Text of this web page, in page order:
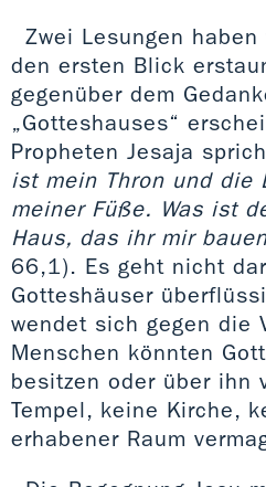
Zwei Lesungen
den ersten Blick
gegenüber dem
„Gotteshauses“
Propheten Jesaja
ist mein Thron und die
meiner Füße. Was ist
Haus, das ihr mir
66,1). Es geht nicht
Gotteshäuser
wendet sich gegen die
Menschen könnten
besitzen oder über ihn
Tempel, keine Kirche,
erhabener Raum